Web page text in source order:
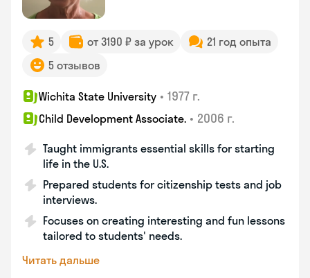
5 от 3190 ₽ за урок
21 год опыта
5 отзывов
Wichita State University • 1977 г.
Child Development Associate. • 2006 г.
Taught immigrants essential skills for starting
life in the U.S.
Prepared students for citizenship tests and job
interviews.
Focuses on creating interesting and fun lessons
tailored to students' needs.
Читать дальше